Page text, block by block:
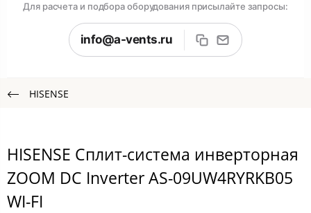
Для расчета и подбора оборудования присылайте запросы:
info@a-vents.ru
HISENSE
HISENSE Сплит-система инверторная
ZOOM DC Inverter AS-09UW4RYRKB05
WI-FI